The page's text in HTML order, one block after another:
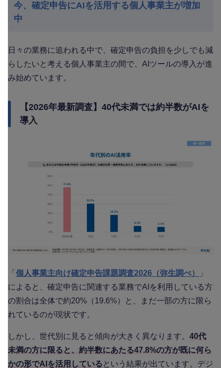
今、確定申告にAIを活用する個人事業主が増加
中
日々の業務に追われる中で、確定申告の負担を少しでも減
らしたいと考える個人事業主の間で、AIツールの導入が進
み始めています。
【2026年最新調査】40代未満では約半数がAIを
導入
「 個人事業主向け確定申告課題調査2026（弥生調べ）
」
によると、確定申告に関連する業務でAIを利用している方
の割合は全体で約20%（19.6%）と、まだ一部の方に限ら
れているのが現状です。
しかし、世代別に見ると傾向が大きく異なります。 40代
未満の方に限ると、約半数にあたる47.8%の方が既に何ら
かの形でAIを活用している という結果が出ています。デジ